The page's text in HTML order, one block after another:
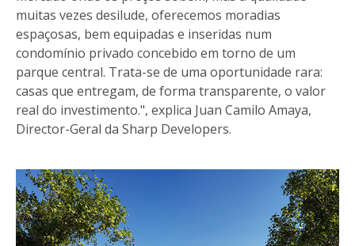
muitas vezes desilude, oferecemos moradias
espaçosas, bem equipadas e inseridas num
condomínio privado concebido em torno de um
parque central. Trata-se de uma oportunidade rara:
casas que entregam, de forma transparente, o valor
real do investimento.", explica Juan Camilo Amaya,
Director-Geral da Sharp Developers.